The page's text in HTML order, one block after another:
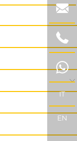
IT
EN